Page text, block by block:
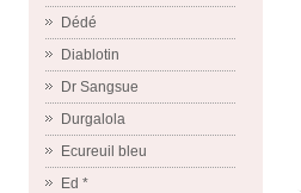
Dédé
Diablotin
Dr Sangsue
Durgalola
Ecureuil bleu
Ed *